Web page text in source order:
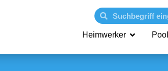
Heimwerker Pool